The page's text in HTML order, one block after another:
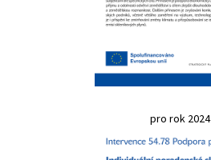
pro rok 2024